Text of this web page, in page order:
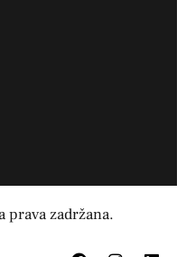
prava zadržana.